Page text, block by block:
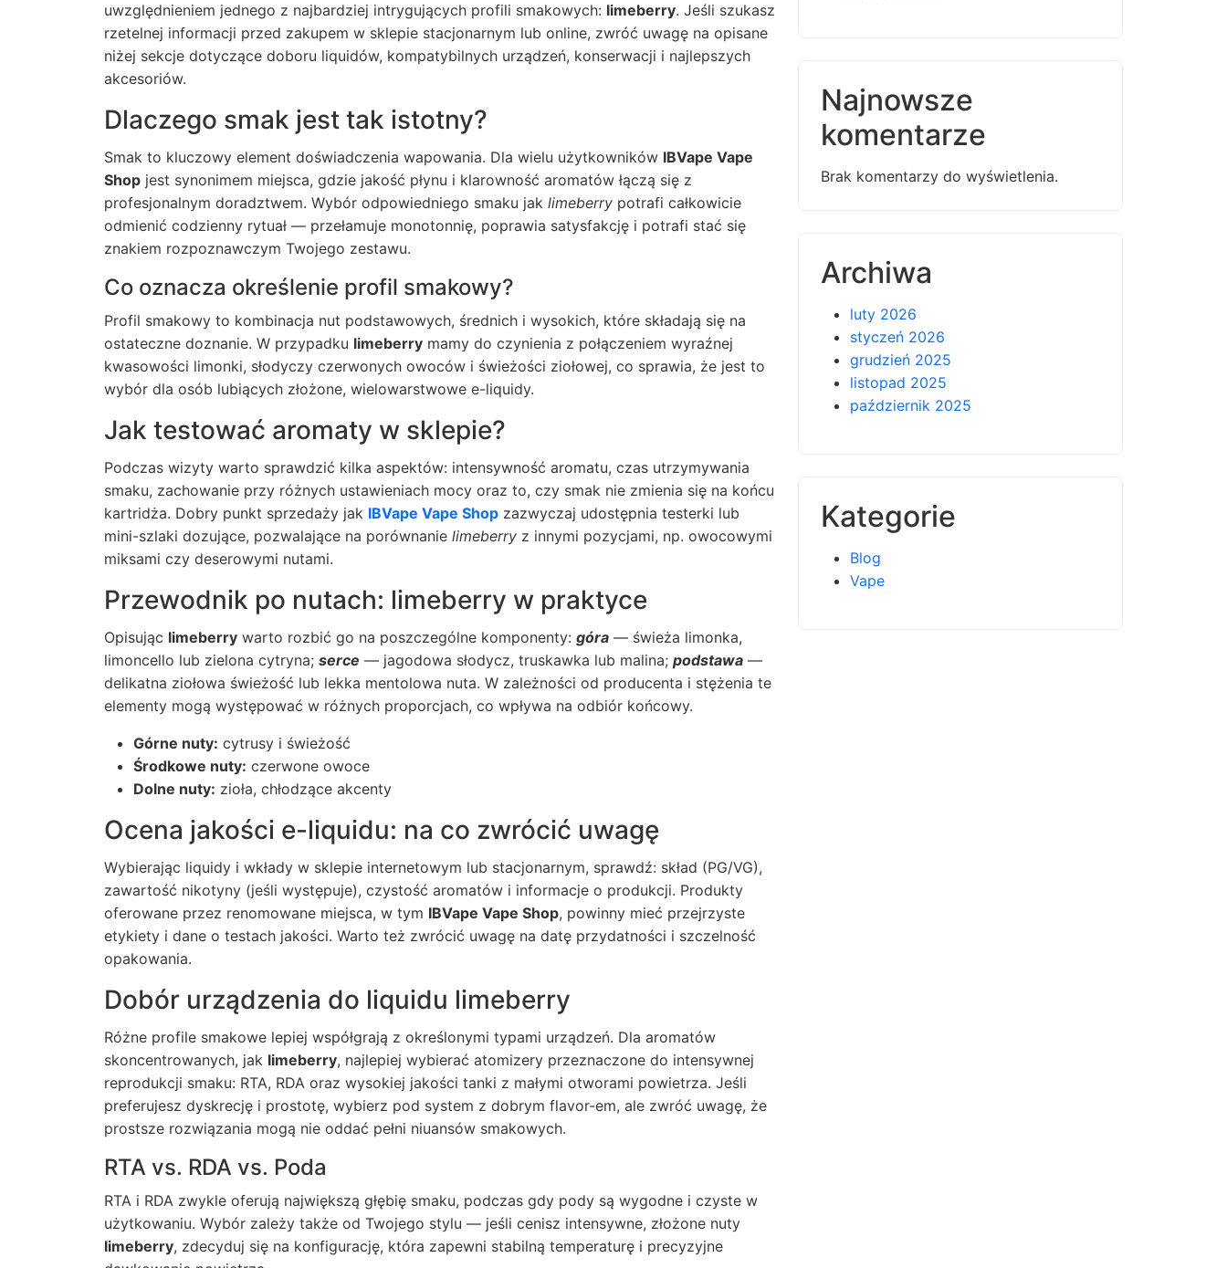
uwzględnieniem jednego z najbardziej intrygujących profili smakowych: limeberry. Jeśli szukasz
rzetelnej informacji przed zakupem w sklepie stacjonarnym lub online, zwróć uwagę na opisane
niżej sekcje dotyczące doboru liquidów, kompatybilnych urządzeń, konserwacji i najlepszych
akcesoriów.
Dlaczego smak jest tak istotny?
Smak to kluczowy element doświadczenia wapowania. Dla wielu użytkowników IBVape Vape
Shop jest synonimem miejsca, gdzie jakość płynu i klarowność aromatów łączą się z
profesjonalnym doradztwem. Wybór odpowiedniego smaku jak limeberry potrafi całkowicie
odmienić codzienny rytuał — przełamuje monotonnię, poprawia satysfakcję i potrafi stać się
znakiem rozpoznawczym Twojego zestawu.
Co oznacza określenie profil smakowy?
Profil smakowy to kombinacja nut podstawowych, średnich i wysokich, które składają się na
ostateczne doznanie. W przypadku limeberry mamy do czynienia z połączeniem wyraźnej
kwasowości limonki, słodyczy czerwonych owoców i świeżości ziołowej, co sprawia, że jest to
wybór dla osób lubiących złożone, wielowarstwowe e-liquidy.
Jak testować aromaty w sklepie?
Podczas wizyty warto sprawdzić kilka aspektów: intensywność aromatu, czas utrzymywania
smaku, zachowanie przy różnych ustawieniach mocy oraz to, czy smak nie zmienia się na końcu
kartridża. Dobry punkt sprzedaży jak IBVape Vape Shop zazwyczaj udostępnia testerki lub
mini-szlaki dozujące, pozwalające na porównanie limeberry z innymi pozycjami, np. owocowymi
miksami czy deserowymi nutami.
Przewodnik po nutach: limeberry w praktyce
Opisując limeberry warto rozbić go na poszczególne komponenty: góra — świeża limonka,
limoncello lub zielona cytryna; serce — jagodowa słodycz, truskawka lub malina; podstawa —
delikatna ziołowa świeżość lub lekka mentolowa nuta. W zależności od producenta i stężenia te
elementy mogą występować w różnych proporcjach, co wpływa na odbiór końcowy.
Górne nuty: cytrusy i świeżość
Środkowe nuty: czerwone owoce
Dolne nuty: zioła, chłodzące akcenty
Ocena jakości e-liquidu: na co zwrócić uwagę
Wybierając liquidy i wkłady w sklepie internetowym lub stacjonarnym, sprawdź: skład (PG/VG),
zawartość nikotyny (jeśli występuje), czystość aromatów i informacje o produkcji. Produkty
oferowane przez renomowane miejsca, w tym IBVape Vape Shop, powinny mieć przejrzyste
etykiety i dane o testach jakości. Warto też zwrócić uwagę na datę przydatności i szczelność
opakowania.
Dobór urządzenia do liquidu limeberry
Różne profile smakowe lepiej współgrają z określonymi typami urządzeń. Dla aromatów
skoncentrowanych, jak limeberry, najlepiej wybierać atomizery przeznaczone do intensywnej
reprodukcji smaku: RTA, RDA oraz wysokiej jakości tanki z małymi otworami powietrza. Jeśli
preferujesz dyskrecję i prostotę, wybierz pod system z dobrym flavor-em, ale zwróć uwagę, że
prostsze rozwiązania mogą nie oddać pełni niuansów smakowych.
RTA vs. RDA vs. Poda
RTA i RDA zwykle oferują największą głębię smaku, podczas gdy pody są wygodne i czyste w
użytkowaniu. Wybór zależy także od Twojego stylu — jeśli cenisz intensywne, złożone nuty
limeberry, zdecyduj się na konfigurację, która zapewni stabilną temperaturę i precyzyjne
Najnowsze
komentarze
Brak komentarzy do wyświetlenia.
Archiwa
luty 2026
styczeń 2026
grudzień 2025
listopad 2025
październik 2025
Kategorie
Blog
Vape